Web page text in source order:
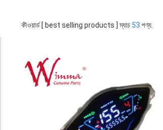
কীওয়ার্ড [ best selling products ] ম্যাচ 53 পণ্য.